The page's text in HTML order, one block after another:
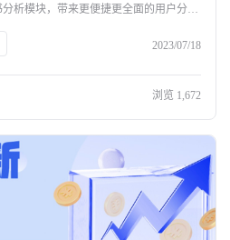
概念洞察&消费者说新增小红书分析模块，带来更便捷更全面的用户分析体验
2023/07/18
浏览 1,672